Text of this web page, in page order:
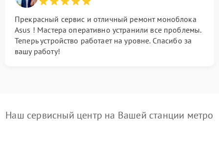
Прекрасный сервис и отличный ремонт моноблока
Asus ! Мастера оперативно устранили все проблемы.
Теперь устройство работает на уровне. Спасибо за
вашу работу!
Наш сервисный центр на Вашей станции метро